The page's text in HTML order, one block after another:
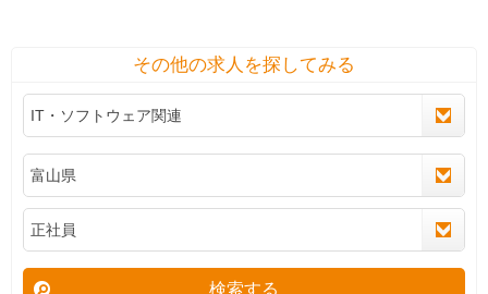
その他の求人を探してみる
検索する